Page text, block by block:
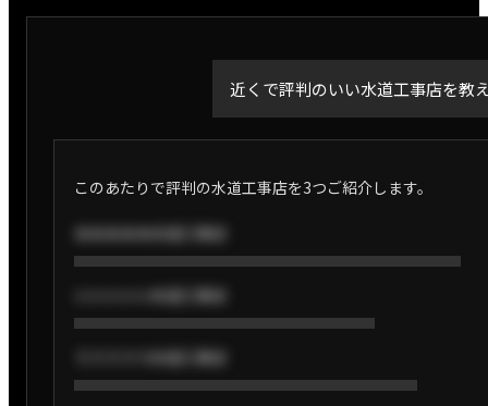
近くで評判のいい水道工事店を教
このあたりで評判の水道工事店を3つご紹介します。
あああああ水道工事店
いいいいい水道工事店
ううううう水道工事店